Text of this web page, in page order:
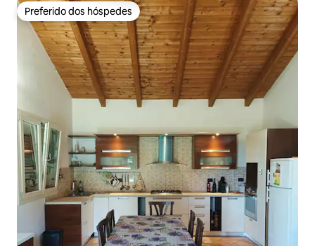
Preferido dos hóspedes
Preferido dos hóspedes